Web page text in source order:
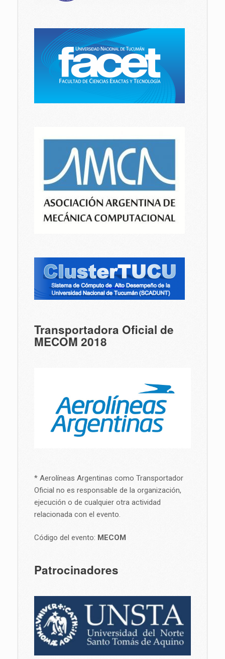
Transportadora Oficial de
MECOM 2018
* Aerolíneas Argentinas como Transportador
Oficial no es responsable de la organización,
ejecución o de cualquier otra actividad
relacionada con el evento.
Código del evento: MECOM
Patrocinadores